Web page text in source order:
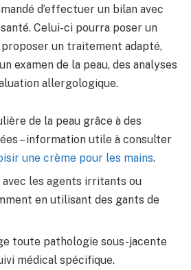
d’effectuer un bilan avec
Celui-ci pourra poser un
un traitement adapté,
examen de la peau, des analyses
allergologique.
de la peau grâce à des
– information utile à consulter
une crème pour les mains.
les agents irritants ou
en utilisant des gants de
toute pathologie sous-jacente
médical spécifique.